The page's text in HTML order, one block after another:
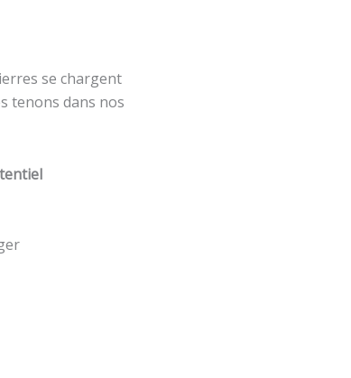
se chargent
tenons dans nos